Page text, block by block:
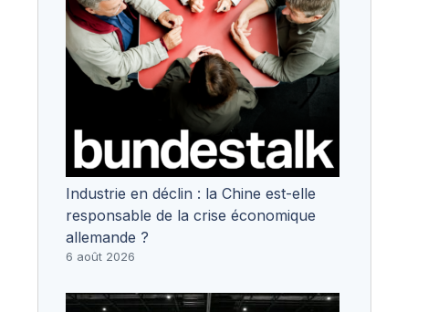
Industrie en déclin : la Chine est-elle
responsable de la crise économique
allemande ?
6 août 2026